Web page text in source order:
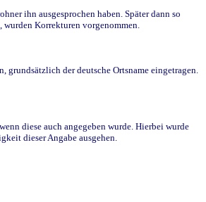
ihn ausgesprochen haben. Später dann so
Korrekturen vorgenommen.
der deutsche Ortsname eingetragen.
diese auch angegeben wurde. Hierbei wurde
dieser Angabe ausgehen.